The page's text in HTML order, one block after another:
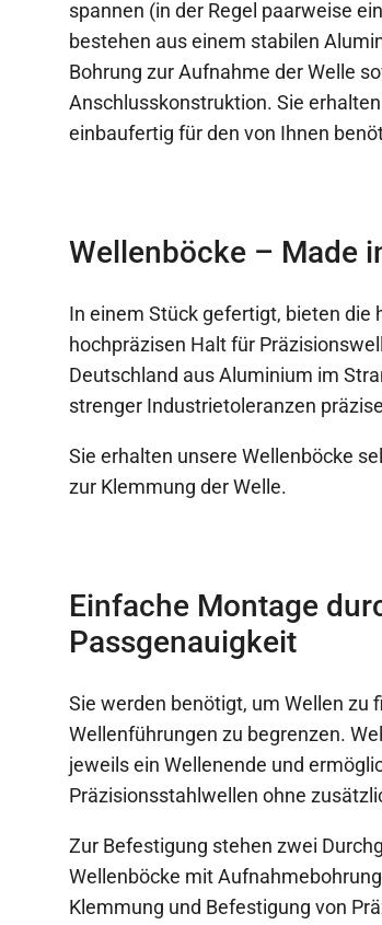
spannen (in der Regel paarweise
bestehen aus einem stabilen
Bohrung zur Aufnahme der Welle
Anschlusskonstruktion. Sie
einbaufertig für den von Ihnen
Wellenböcke – Made
In einem Stück gefertigt, bieten die
hochpräzisen Halt für
Deutschland aus Aluminium im
strenger Industrietoleranzen
Sie erhalten unsere Wellenböcke
zur Klemmung der Welle.
Einfache Montage
Passgenauigkeit
Sie werden benötigt, um Wellen zu
Wellenführungen zu begrenzen.
jeweils ein Wellenende und
Präzisionsstahlwellen ohne
Zur Befestigung stehen zwei
Wellenböcke mit
Klemmung und Befestigung von